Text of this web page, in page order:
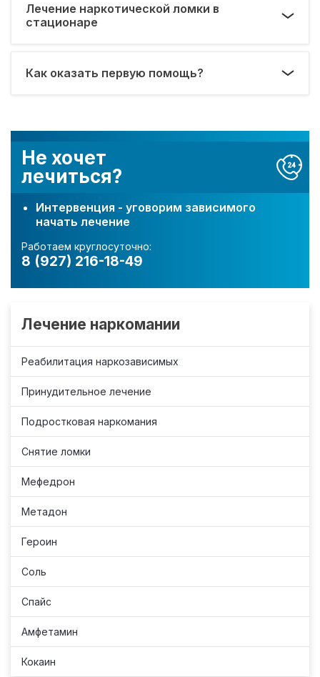
Не хочет
лечиться?
Интервенция - уговорим зависимого
начать лечение
Работаем круглосуточно:
8 (927) 216-18-49
Лечение наркомании
Реабилитация наркозависимых
Принудительное лечение
Подростковая наркомания
Снятие ломки
Мефедрон
Метадон
Героин
Соль
Спайс
Амфетамин
Кокаин
Лечение наркотической ломки в
стационаре
Как оказать первую помощь?